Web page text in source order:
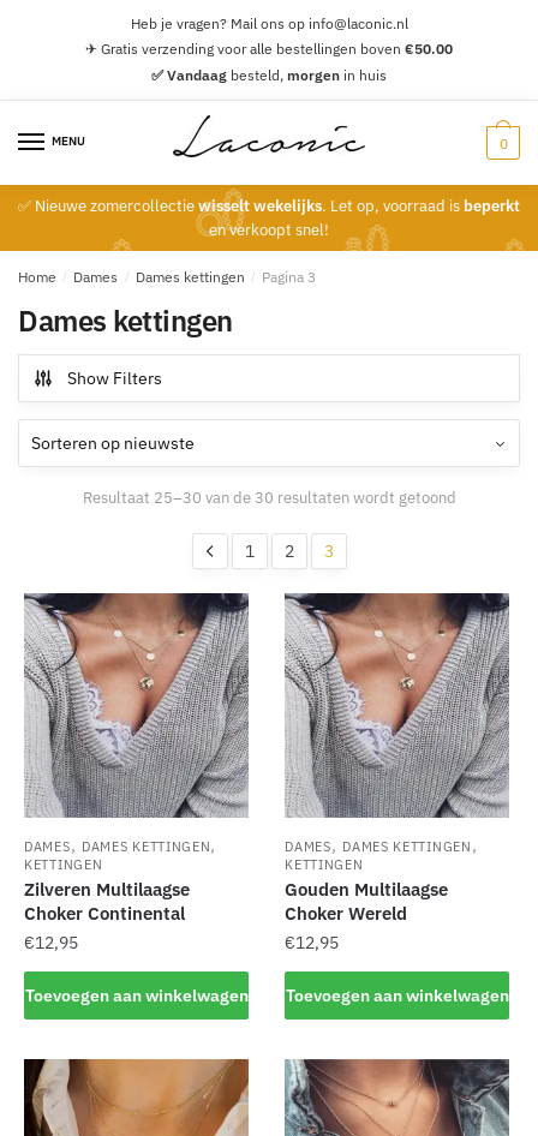
Heb je vragen? Mail ons op info@laconic.nl
✈ Gratis verzending voor alle bestellingen boven €50.00
✅ Vandaag besteld, morgen in huis
MENU 0
✅ Nieuwe zomercollectiewisselt wekelijks. Let op, voorraad is beperkt
en verkoopt snel!
Home / Dames / Dames kettingen / Pagina 3
Dames kettingen
Show Filters
Resultaat 25–30 van de 30 resultaten wordt getoondGesorteerd
1 2 3
DAMES, DAMES KETTINGEN,
KETTINGEN
Zilveren Multilaagse
Choker Continental
€12,95
Toevoegen aan winkelwagen
DAMES, DAMES KETTINGEN ,
KETTINGEN
Gouden Multilaagse
Choker Wereld
€12,95
Toevoegen aan winkelwagen